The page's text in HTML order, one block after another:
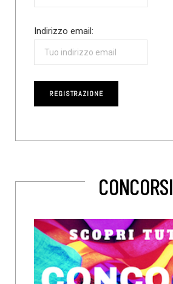
Indirizzo email:
CONCORSI